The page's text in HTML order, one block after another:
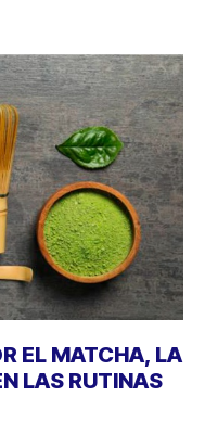
EL MATCHA, LA
LAS RUTINAS